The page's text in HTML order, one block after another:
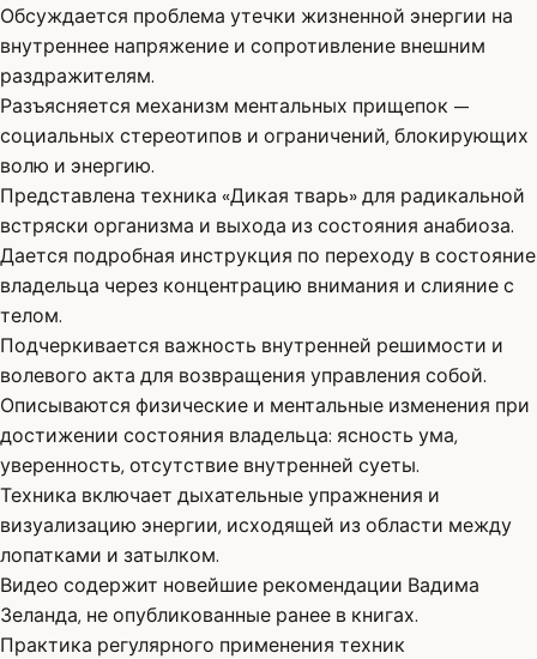
Обсуждается проблема утечки жизненной энергии на
внутреннее напряжение и сопротивление внешним
раздражителям.
Разъясняется механизм ментальных прищепок —
социальных стереотипов и ограничений, блокирующих
волю и энергию.
Представлена техника «Дикая тварь» для радикальной
встряски организма и выхода из состояния анабиоза.
Дается подробная инструкция по переходу в состояние
владельца через концентрацию внимания и слияние с
телом.
Подчеркивается важность внутренней решимости и
волевого акта для возвращения управления собой.
Описываются физические и ментальные изменения при
достижении состояния владельца: ясность ума,
уверенность, отсутствие внутренней суеты.
Техника включает дыхательные упражнения и
визуализацию энергии, исходящей из области между
лопатками и затылком.
Видео содержит новейшие рекомендации Вадима
Зеланда, не опубликованные ранее в книгах.
Практика регулярного применения техник